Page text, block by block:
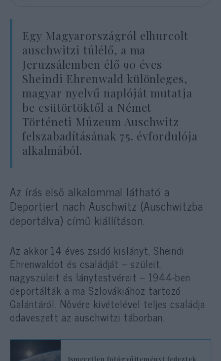
Egy Magyarországról elhurcolt
auschwitzi túlélő, a ma
Jeruzsálemben élő 90 éves
Sheindi Ehrenwald különleges,
magyar nyelvű naplóját mutatja
be csütörtöktől a Német
Történeti Múzeum Auschwitz
felszabadításának 75. évfordulója
alkalmából.
Az írás első alkalommal látható a
Deportiert nach Auschwitz (Auschwitzba
deportálva) című kiállításon.
Az akkor 14 éves zsidó kislányt, Sheindi
Ehrenwaldot és családját – szüleit,
nagyszüleit és lánytestvéreit – 1944-ben
deportálták a ma Szlovákiához tartozó
Galántáról. Nővére kivételével teljes családja
odaveszett az auschwitzi táborban.
Ismeretlen fotógyűjteményt fedeztek